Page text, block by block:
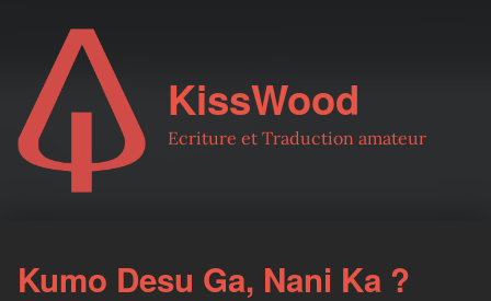
KissWood
Ecriture et Traduction amateur
Kumo Desu Ga, Nani Ka ?